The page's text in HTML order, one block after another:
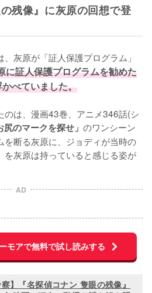
残像』に灰原の回想で登
灰原が「証人保護プログラム」
に証人保護プログラムを勧めた
べていました。
のは、漫画43巻、アニメ346話(シ
尻のマークを探せ」 のワンシーン
を断る灰原に、ジョディが当時の
を灰原は持っていると感じる姿が
AD
モアで無料で試し読みする
察】『名探偵コナン 隻眼の残像』